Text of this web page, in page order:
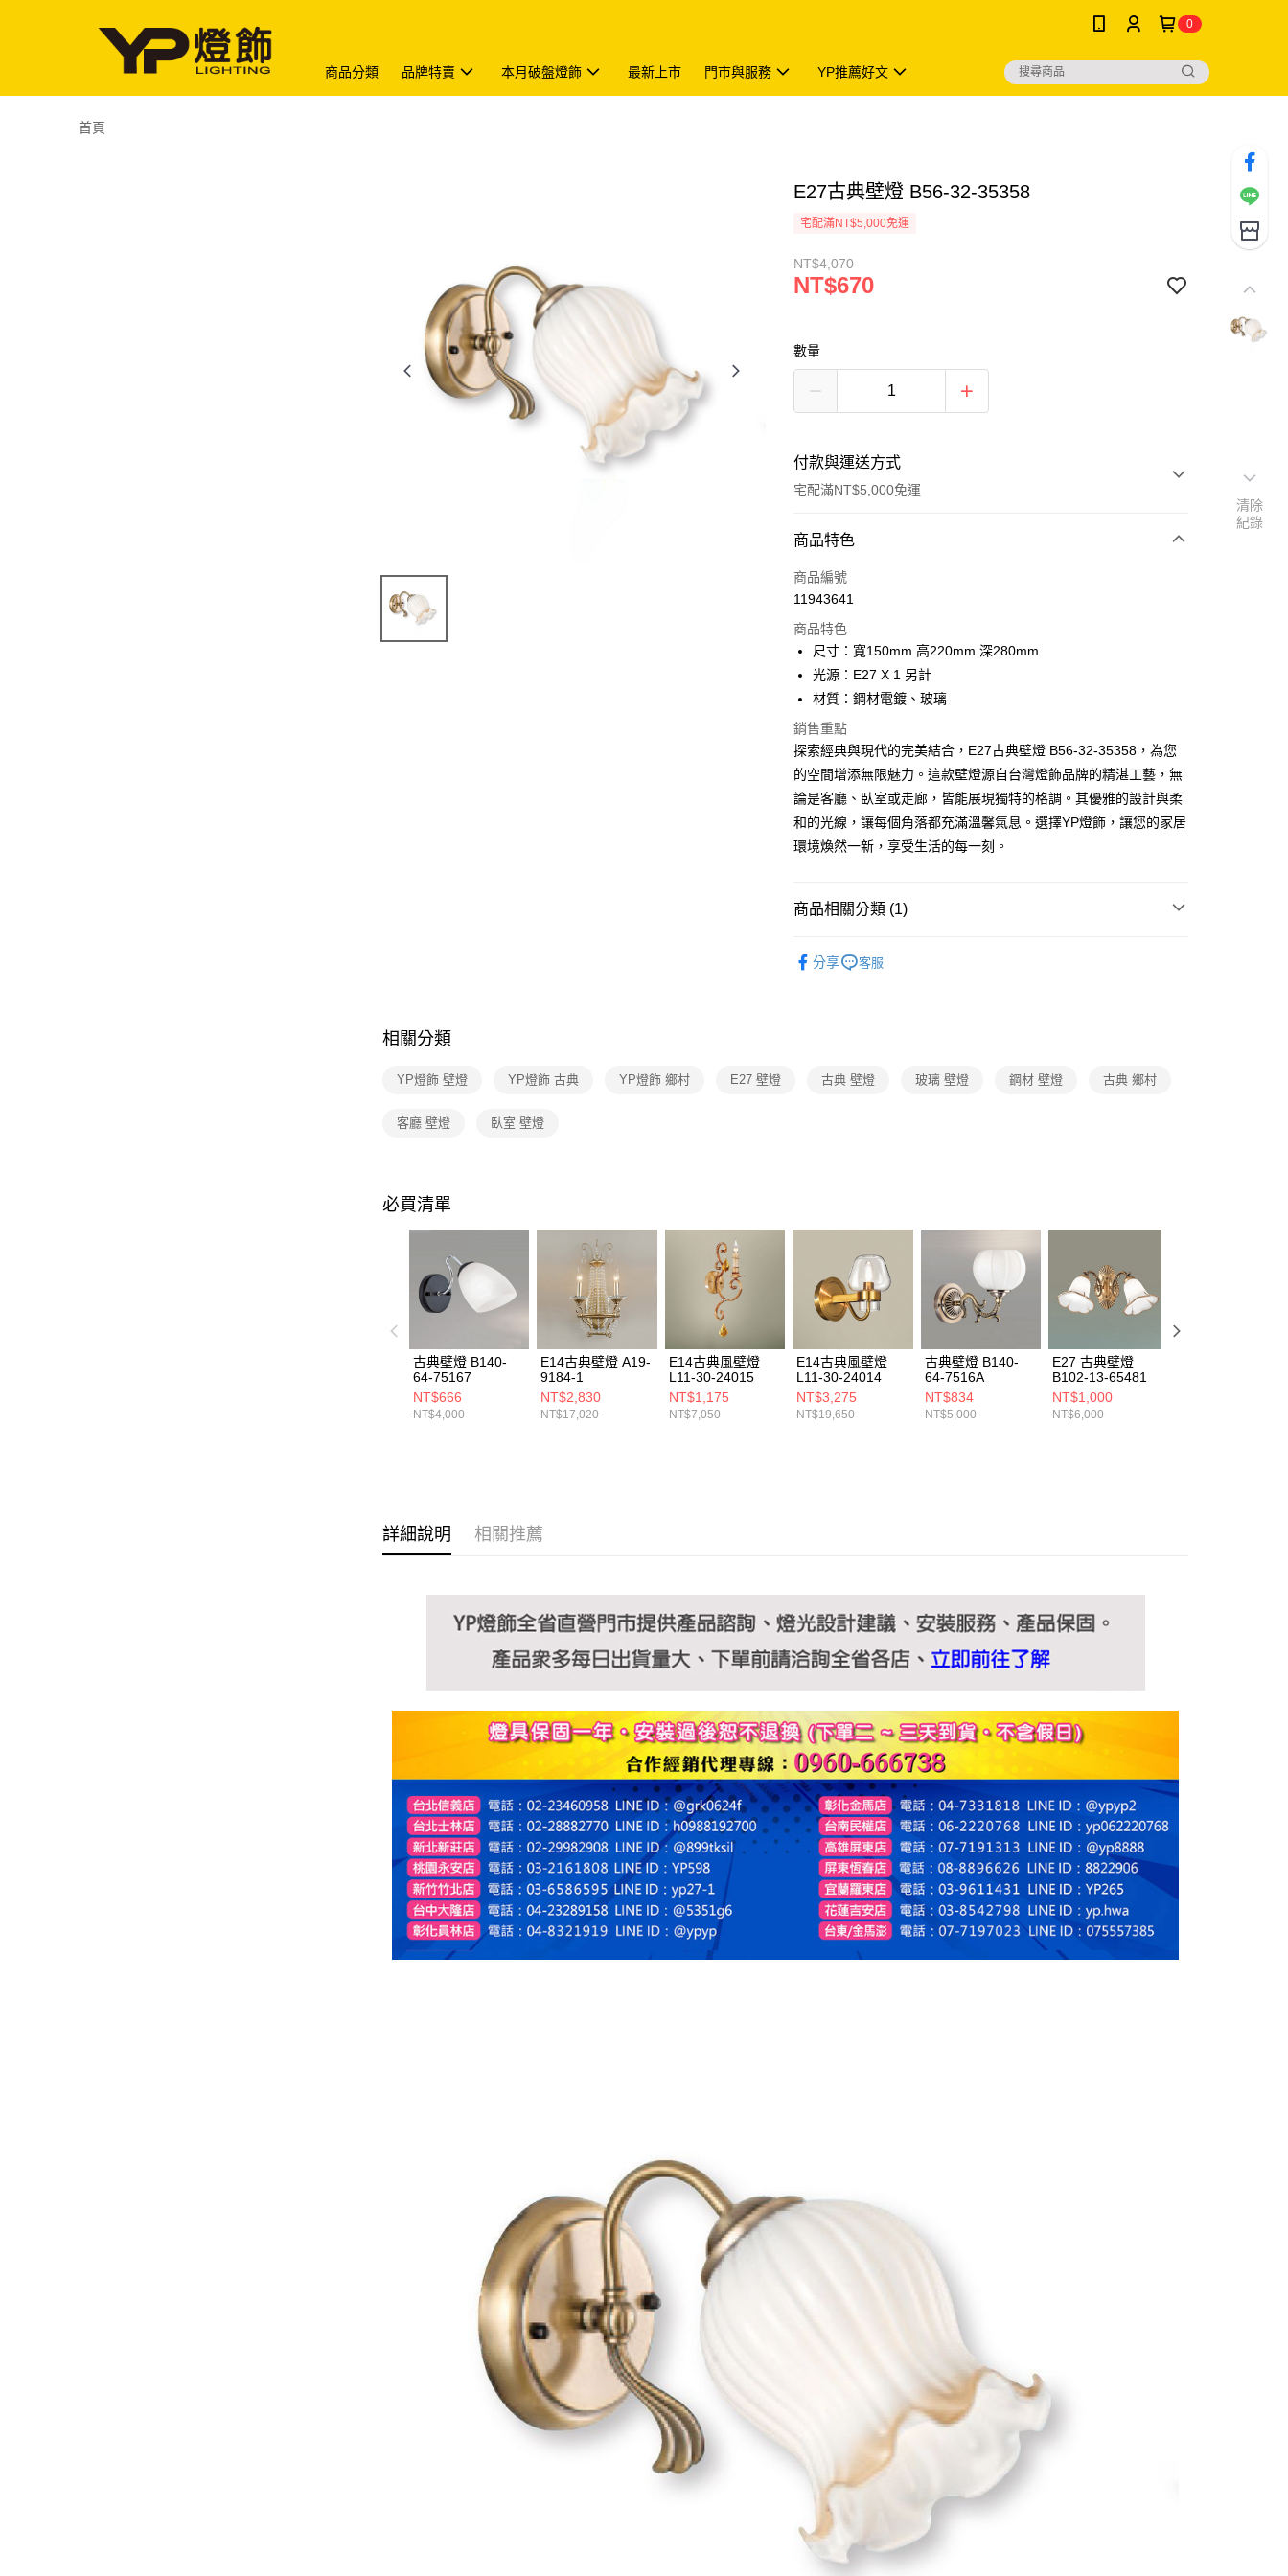
0
商品分類 品牌特賣 本月破盤燈飾 最新上市 門市與服務 YP推薦好文
首頁
E27古典壁燈 B56-32-35358
宅配滿NT$5,000免運
NT$4,070
NT$670
數量
付款與運送方式
宅配滿NT$5,000免運
付款方式
信用卡一次付款
Apple Pay
街口支付
Google Pay
AFTEE先享後付
相關說明
便利好安心！
１．簡單：不需註冊會員、不需綁卡、不需儲值。
／ATM／網路銀行／等多元方式進行付款，方視為交易完成。
※ 請注意：結帳手續完成當下不需立刻繳費，但若您需要取消訂單，請聯
求債權轉讓予恩沛科技股份有限公司。
２．關於個人資料處理事宜，請瀏覽以下網址：
https://aftee.tw/terms/#terms3
３．未成年的使用者請事先徵得法定代理人或監護人之同意方可使用
任。
４．使用「AFTEE先享後付」時，將依據個別帳號之用戶狀況，依本公司
即時審查核予不同之上限額度；若仍有額度不足之情形，本公司將視審查
結果請求用戶進行身份認證。
５．嚴禁一人註冊多個帳號或使用他人資訊註冊。若發現惡意使用之情
新竹貨運宅配
商品特色
商品編號
11943641
商品特色
尺寸：寬150mm 高220mm 深280mm
光源：E27 X 1 另計
材質：鋼材電鍍、玻璃
銷售重點
探索經典與現代的完美結合，E27古典壁燈 B56-32-35358，為您
的空間增添無限魅力。這款壁燈源自台灣燈飾品牌的精湛工藝，無
論是客廳、臥室或走廊，皆能展現獨特的格調。其優雅的設計與柔
和的光線，讓每個角落都充滿溫馨氣息。選擇YP燈飾，讓您的家居
環境煥然一新，享受生活的每一刻。
商品相關分類 (1)
分享
客服
相關分類
YP燈飾 壁燈 YP燈飾 古典 YP燈飾 鄉村 E27 壁燈 古典 壁燈 玻璃 壁燈 鋼材 壁燈 古典 鄉村
客廳 壁燈 臥室 壁燈
必買清單
古典壁燈 B140-
64-75167
NT$666
NT$4,000
E14古典壁燈 A19-
9184-1
NT$2,830
NT$17,020
E14古典風壁燈
L11-30-24015
NT$1,175
NT$7,050
E14古典風壁燈
L11-30-24014
NT$3,275
NT$19,650
古典壁燈 B140-
64-7516A
NT$834
NT$5,000
E27 古典壁燈
B102-13-65481
NT$1,000
NT$6,000
詳細說明 相關推薦
清除
紀錄